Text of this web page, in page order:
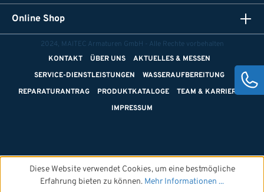
Online Shop
2024, MAITEC Armaturen GmbH - Alle Rechte vorbehalten
KONTAKT
ÜBER UNS
AKTUELLES & MESSEN
SERVICE-DIENSTLEISTUNGEN
WASSERAUFBEREITUNG
REPARATURANTRAG
PRODUKTKATALOGE
TEAM & KARRIERE
IMPRESSUM
Diese Website verwendet Cookies, um eine bestmögliche
Erfahrung bieten zu können. Mehr Informationen ...